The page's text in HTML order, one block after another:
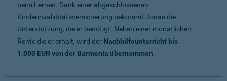
beim Lernen. Dank einer abgeschlossenen
Kinderinvaliditätsversicherung bekommt Jonas die
Unterstützung, die er benötigt. Neben einer monatlichen
Rente die er erhält, wird der Nachhilfeunterricht bis
1.000 EUR von der Barmenia übernommen.